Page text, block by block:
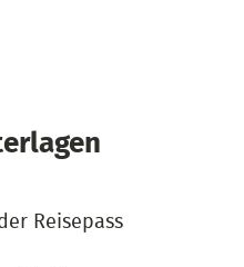
Reisepass